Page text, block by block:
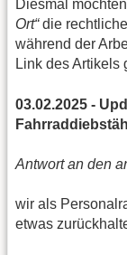
Diesmal
Ort“die
während der
Link des Artikels
03.02.2025 -
Antwort an den
wir als
etwas